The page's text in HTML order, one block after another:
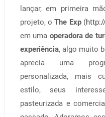
lançar, em primeira
projeto, oThe Exp(
em uma operadora de
experiência, algo muito
aprecia uma
personalizada, mais
estilo, seus
pasteurizada e